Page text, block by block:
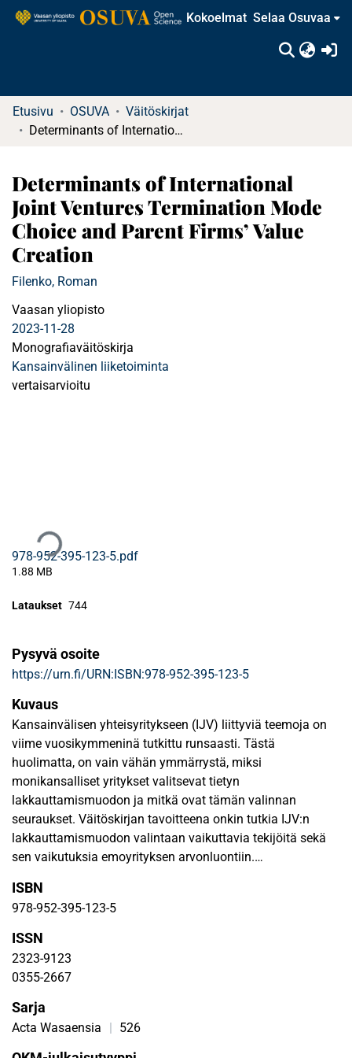
Kokoelmat Selaa Osuvaa
Etusivu OSUVA
Väitöskirjat
Determinants of International Joint Ventures Termination Mode Choice and Parent Firms’ Value Creation
Determinants of International
Joint Ventures Termination Mode
Choice and Parent Firms’ Value
Creation
Filenko, Roman
Vaasan yliopisto
2023-11-28
Monografiaväitöskirja
Kansainvälinen liiketoiminta
vertaisarvioitu
978-952-395-123-5.pdf
1.88 MB
Lataukset 744
Pysyvä osoite
https://urn.fi/URN:ISBN:978-952-395-123-5
Kuvaus
Kansainvälisen yhteisyritykseen (IJV) liittyviä teemoja on
viime vuosikymmeninä tutkittu runsaasti. Tästä
huolimatta, on vain vähän ymmärrystä, miksi
monikansalliset yritykset valitsevat tietyn
lakkauttamismuodon ja mitkä ovat tämän valinnan
seuraukset. Väitöskirjan tavoitteena onkin tutkia IJV:n
lakkauttamismuodon valintaan vaikuttavia tekijöitä sekä
sen vaikutuksia emoyrityksen arvonluontiin.
IJV:n lakkauttamismuotoja ovat mm. yritysosto, likvidointi
ja myynti. Tämä väitöskirja on yksi ensimmäisistä
tutkimuksista, joka tarjoaa kokonaisvaltaisen kuvan
lakkauttamismuotoihin vaikuttavista tekijöistä.
Tutkimuksen käsitteellinen malli hyödyntää
resurssipohjaista näkemystä IJV:n muodostamisen
motiiveista ja tekijöistä neljällä tasolla: yhteisyrityksen,
ISBN
978-952-395-123-5
ISSN
2323-9123
0355-2667
Sarja
Acta Wasaensia 526